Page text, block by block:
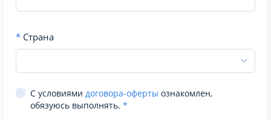
* Страна
С условиями договора-оферты ознакомлен,
обязуюсь выполнять. *